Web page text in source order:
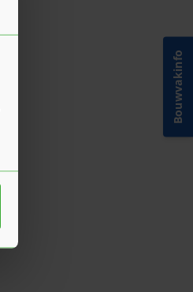
Bouwvakinfo